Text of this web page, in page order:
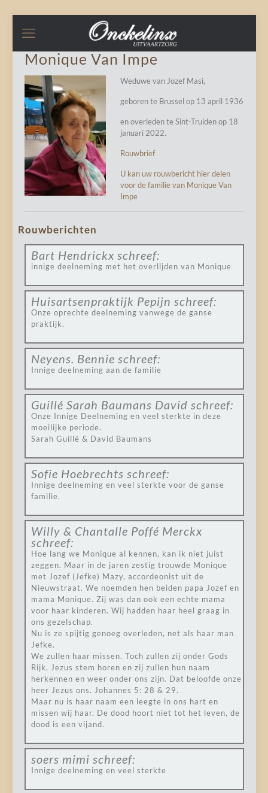
Monique Van Impe
Weduwe van Jozef Masi,
geboren te Brussel op 13 april 1936
en overleden te Sint-Truiden op 18
januari 2022.
Rouwbrief
U kan uw rouwbericht hier delen
voor de familie van Monique Van
Impe
Rouwberichten
Bart Hendrickx schreef:
innige deelneming met het overlijden van Monique
Huisartsenpraktijk Pepijn schreef:
Onze oprechte deelneming vanwege de ganse
praktijk.
Neyens. Bennie schreef:
Innige deelneming aan de familie
Guillé Sarah Baumans David schreef:
Onze Innige Deelneming en veel sterkte in deze
moeilijke periode.
Sarah Guillé & David Baumans
Sofie Hoebrechts schreef:
Innige deelneming en veel sterkte voor de ganse
familie.
Willy & Chantalle Poffé Merckx
schreef:
Hoe lang we Monique al kennen, kan ik niet juist
zeggen. Maar in de jaren zestig trouwde Monique
met Jozef (Jefke) Mazy, accordeonist uit de
Nieuwstraat. We noemden hen beiden papa Jozef en
mama Monique. Zij was dan ook een echte mama
voor haar kinderen. Wij hadden haar heel graag in
ons gezelschap.
Nu is ze spijtig genoeg overleden, net als haar man
Jefke.
We zullen haar missen. Toch zullen zij onder Gods
Rijk, Jezus stem horen en zij zullen hun naam
herkennen en weer onder ons zijn. Dat beloofde onze
heer Jezus ons. Johannes 5: 28 & 29.
Maar nu is haar naam een leegte in ons hart en
missen wij haar. De dood hoort niet tot het leven, de
dood is een vijand.
soers mimi schreef:
Innige deelneming en veel sterkte